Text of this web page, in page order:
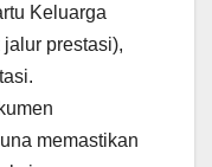
Keluarga
prestasi),
memastikan